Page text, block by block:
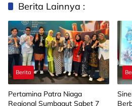
Berita Lainnya :
Berita
Pertamina Patra Niaga
Regional Sumbagut Sabet 7